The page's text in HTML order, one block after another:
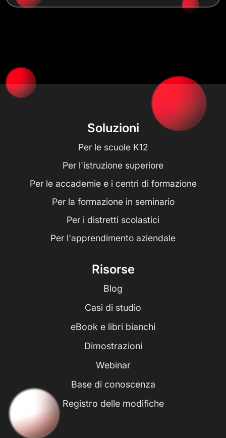
Soluzioni
Per le scuole K12
Per l'istruzione superiore
Per le accademie e i centri di formazione
Per la formazione in seminario
Per i distretti scolastici
Per l'apprendimento aziendale
Risorse
Blog
Casi di studio
eBook e libri bianchi
Dimostrazioni
Webinar
Base di conoscenza
Registro delle modifiche